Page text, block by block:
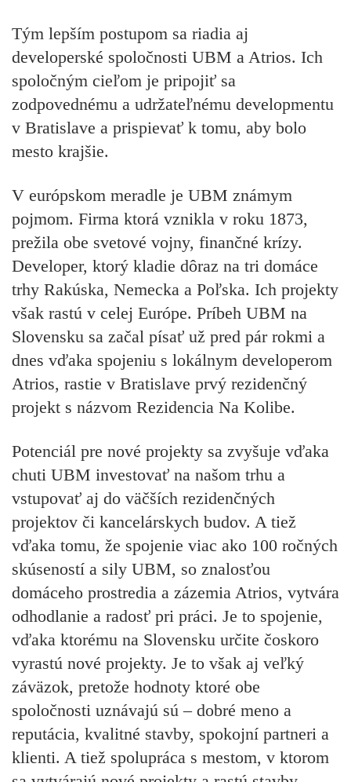
Tým lepším postupom sa riadia aj
developerské spoločnosti UBM a Atrios. Ich
spoločným cieľom je pripojiť sa
zodpovednému a udržateľnému developmentu
v Bratislave a prispievať k tomu, aby bolo
mesto krajšie.
V európskom meradle je UBM známym
pojmom. Firma ktorá vznikla v roku 1873,
prežila obe svetové vojny, finančné krízy.
Developer, ktorý kladie dôraz na tri domáce
trhy Rakúska, Nemecka a Poľska. Ich projekty
však rastú v celej Európe. Príbeh UBM na
Slovensku sa začal písať už pred pár rokmi a
dnes vďaka spojeniu s lokálnym developerom
Atrios, rastie v Bratislave prvý rezidenčný
projekt s názvom Rezidencia Na Kolibe.
Potenciál pre nové projekty sa zvyšuje vďaka
chuti UBM investovať na našom trhu a
vstupovať aj do väčších rezidenčných
projektov či kancelárskych budov. A tiež
vďaka tomu, že spojenie viac ako 100 ročných
skúseností a sily UBM, so znalosťou
domáceho prostredia a zázemia Atrios, vytvára
odhodlanie a radosť pri práci. Je to spojenie,
vďaka ktorému na Slovensku určite čoskoro
vyrastú nové projekty. Je to však aj veľký
záväzok, pretože hodnoty ktoré obe
spoločnosti uznávajú sú – dobré meno a
reputácia, kvalitné stavby, spokojní partneri a
klienti. A tiež spolupráca s mestom, v ktorom